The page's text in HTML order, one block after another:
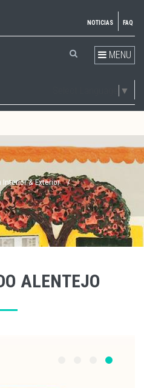
NOTICIAS FAQ
MENU
▼
Interior & Exterior /
ALENTEJO